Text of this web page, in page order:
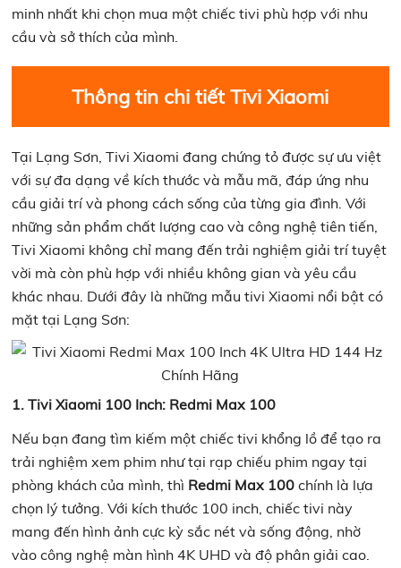
minh nhất khi chọn mua một chiếc tivi phù hợp với nhu
cầu và sở thích của mình.
Thông tin chi tiết Tivi Xiaomi
Tại Lạng Sơn, Tivi Xiaomi đang chứng tỏ được sự ưu việt
với sự đa dạng về kích thước và mẫu mã, đáp ứng nhu
cầu giải trí và phong cách sống của từng gia đình. Với
những sản phẩm chất lượng cao và công nghệ tiên tiến,
Tivi Xiaomi không chỉ mang đến trải nghiệm giải trí tuyệt
vời mà còn phù hợp với nhiều không gian và yêu cầu
khác nhau. Dưới đây là những mẫu tivi Xiaomi nổi bật có
mặt tại Lạng Sơn:
1. Tivi Xiaomi 100 Inch: Redmi Max 100
Nếu bạn đang tìm kiếm một chiếc tivi khổng lồ để tạo ra
trải nghiệm xem phim như tại rạp chiếu phim ngay tại
phòng khách của mình, thì Redmi Max 100 chính là lựa
chọn lý tưởng. Với kích thước 100 inch, chiếc tivi này
mang đến hình ảnh cực kỳ sắc nét và sống động, nhờ
vào công nghệ màn hình 4K UHD và độ phân giải cao.